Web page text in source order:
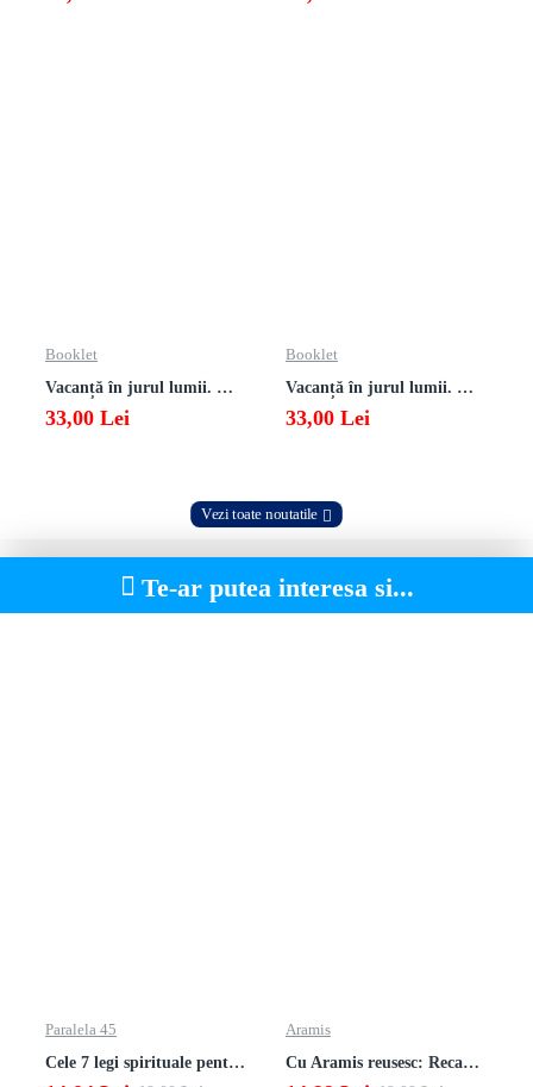
Booklet
Vacanță în jurul lumii. Matematică clasa a VII-a – EDIȚIA 2026
33,00 Lei
Booklet
Vacanță în jurul lumii. Matematică clasa a VI-a – EDIȚIA 2026
33,00 Lei
Vezi toate noutatile
Te-ar putea interesa si...
Paralela 45
Cele 7 legi spirituale pentru parinti
Aramis
Cu Aramis reusesc: Recapitulare si evaluare - Clasa a 3-a (Matematica si Stiinte ale naturii)